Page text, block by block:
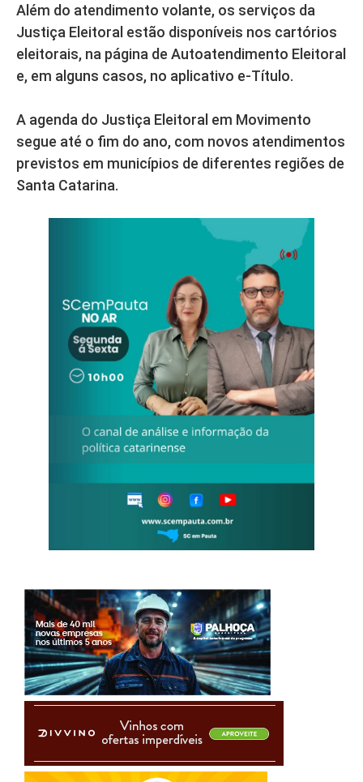
Além do atendimento volante, os serviços da
Justiça Eleitoral estão disponíveis nos cartórios
eleitorais, na página de Autoatendimento Eleitoral
e, em alguns casos, no aplicativo e-Título.
A agenda do Justiça Eleitoral em Movimento
segue até o fim do ano, com novos atendimentos
previstos em municípios de diferentes regiões de
Santa Catarina.